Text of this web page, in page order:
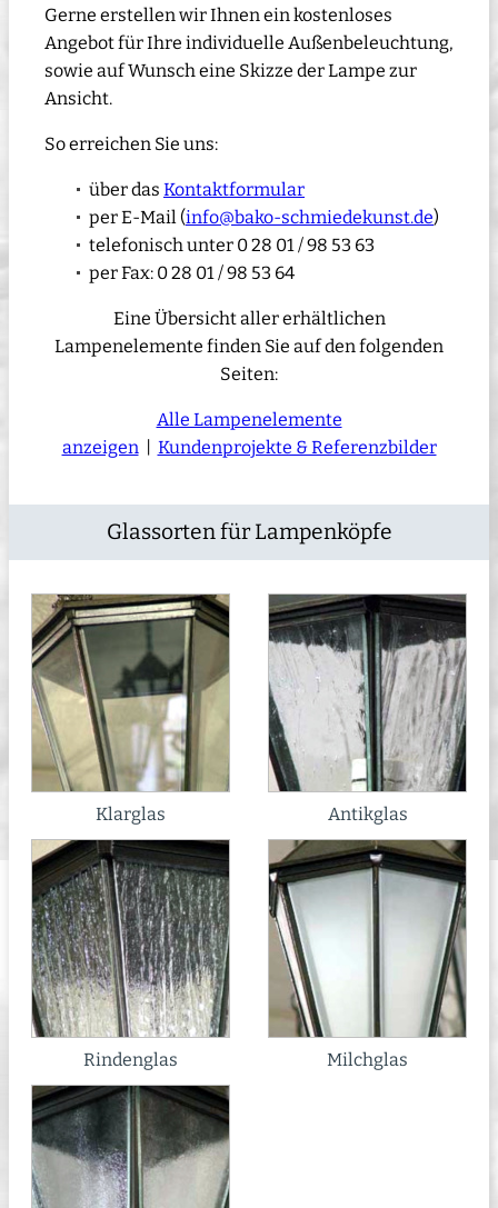
Gerne erstellen wir Ihnen ein kostenloses
Angebot für Ihre individuelle Außenbeleuchtung,
sowie auf Wunsch eine Skizze der Lampe zur
Ansicht.
So erreichen Sie uns:
über das Kontaktformular
per E-Mail (info@bako-schmiedekunst.de)
telefonisch unter 0 28 01 / 98 53 63
per Fax: 0 28 01 / 98 53 64
Eine Übersicht aller erhältlichen
Lampenelemente finden Sie auf den folgenden
Seiten:
Alle Lampenelemente
anzeigen| Kundenprojekte & Referenzbilder
Glassorten für Lampenköpfe
Klarglas Antikglas
Rindenglas Milchglas